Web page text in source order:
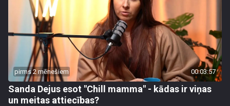
pirms 2 mēnešiem 00:03:57
Sanda Dejus esot "Chill mamma" - kādas ir viņas
un meitas attiecības?